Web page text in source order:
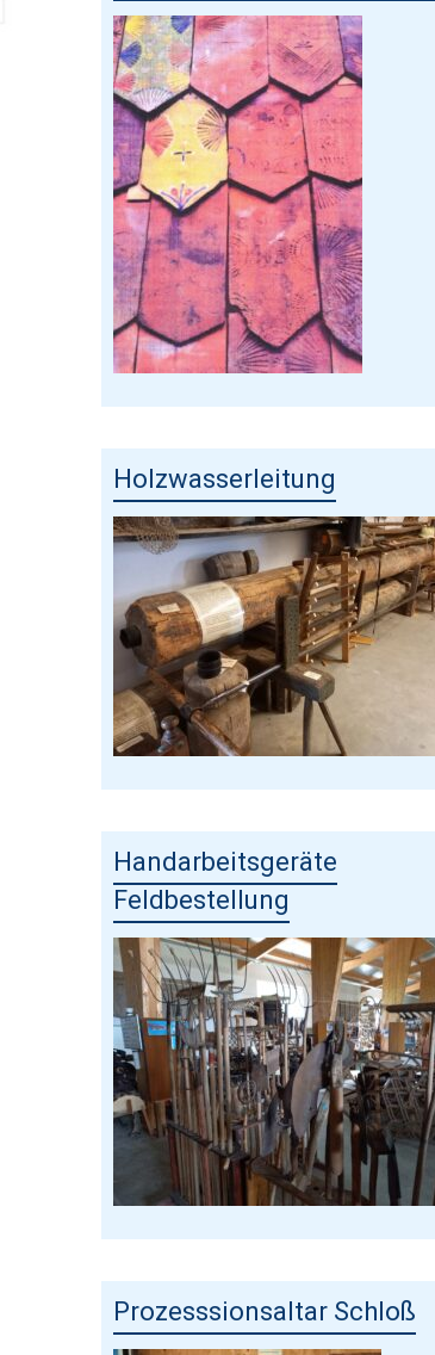
Holzwasserleitung
Handarbeitsgeräte
Feldbestellung
Prozesssionsaltar Schloß